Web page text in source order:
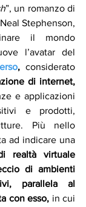
”, un romanzo di
Stephenson,
il mondo
l’avatar del
, considerato
di internet,
e applicazioni
e prodotti,
Più nello
realtà virtuale
di ambienti
parallela al
con esso, in cui